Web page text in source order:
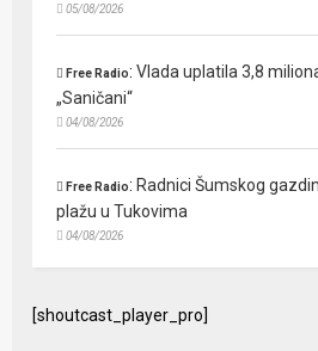
05/08/2026
Free Radio:Vlada uplatila 3,8
„Saničani“
04/08/2026
Free Radio: Radnici Šumskog
plažu u Tukovima
04/08/2026
[shoutcast_player_pro]